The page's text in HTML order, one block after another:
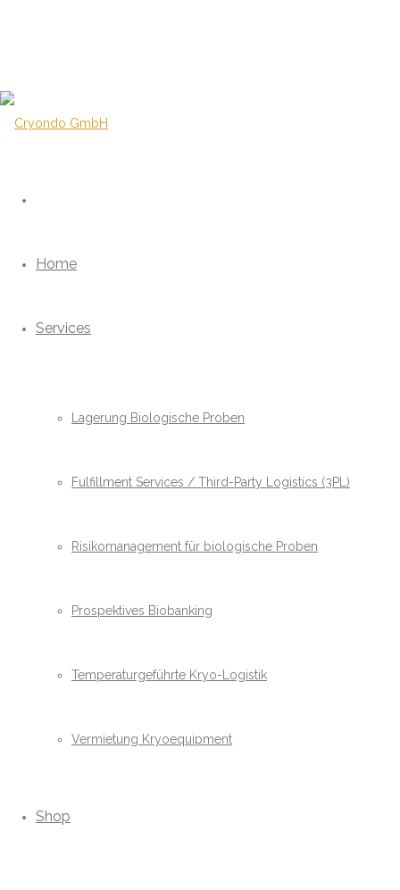
Home
Services
Lagerung Biologische Proben
Fulfillment Services / Third-Party Logistics (3PL)
Risikomanagement für biologische Proben
Prospektives Biobanking
Temperaturgeführte Kryo-Logistik
Vermietung Kryoequipment
Shop